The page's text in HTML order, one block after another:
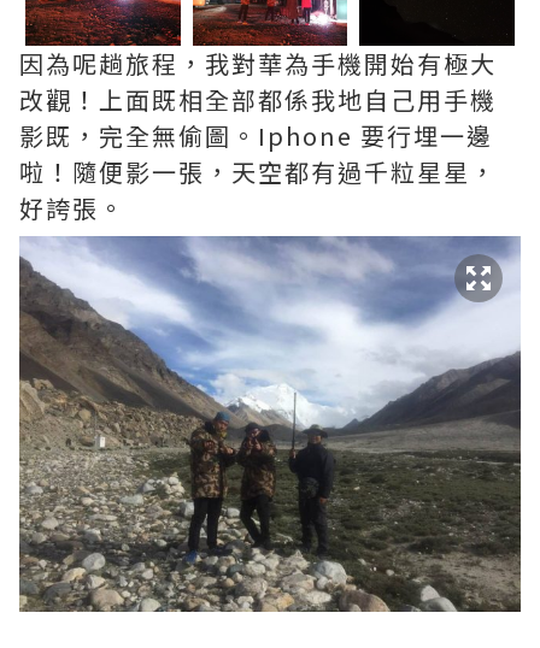
因為呢趟旅程，我對華為手機開始有極大
改觀！上面既相全部都係我地自己用手機
影既，完全無偷圖。Iphone 要行埋一邊
啦！隨便影一張，天空都有過千粒星星，
好誇張。